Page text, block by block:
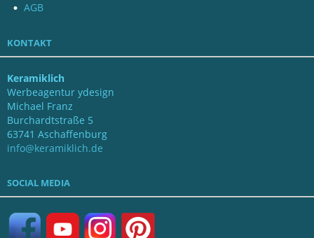
AGB
KONTAKT
Keramiklich
Werbeagentur ydesign
Michael Franz
Burchardtstraße 5
63741 Aschaffenburg
info@keramiklich.de
SOCIAL MEDIA